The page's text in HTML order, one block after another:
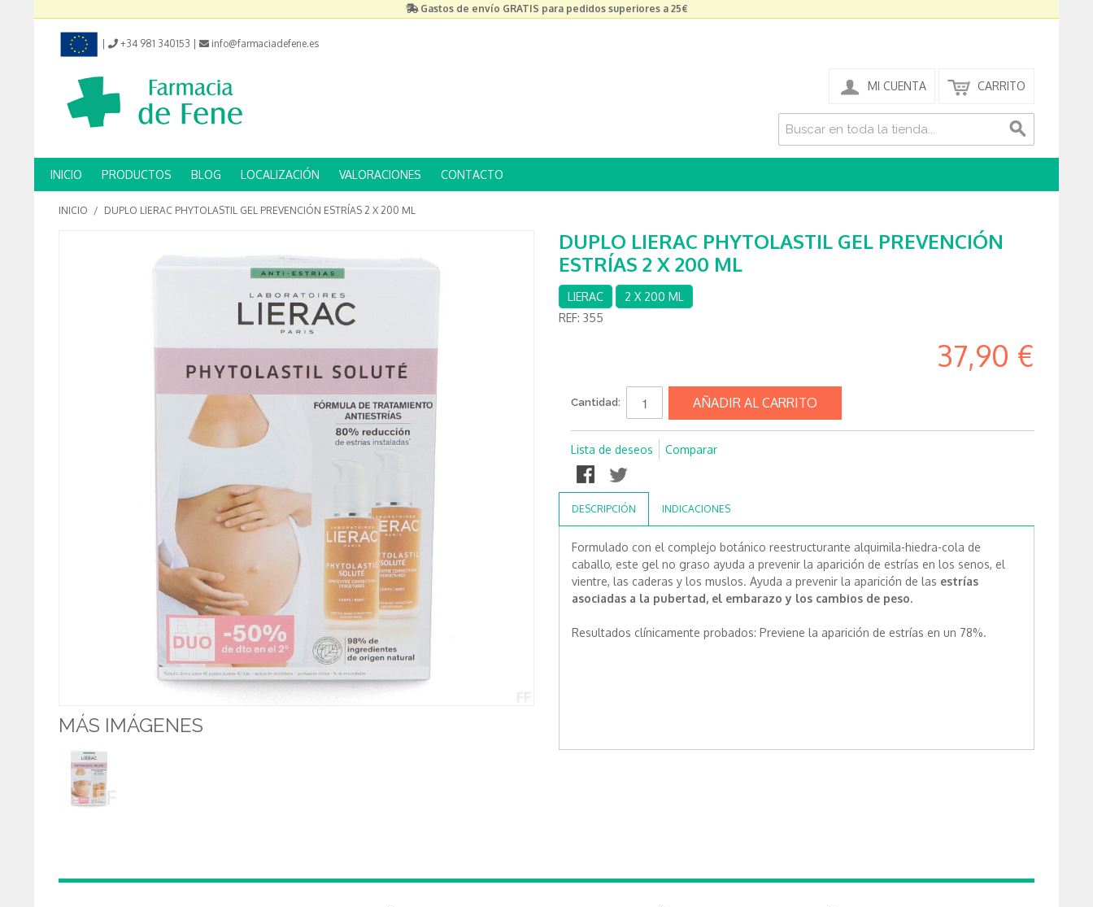
Gastos de envío GRATIS para pedidos superiores a 25€
+34 981 340153 info@farmaciadefene.es
MI CUENTA CARRITO
INICIO PRODUCTOS BLOG LOCALIZACIÓN VALORACIONES CONTACTO
INICIO / DUPLO LIERAC PHYTOLASTIL GEL PREVENCIÓN ESTRÍAS 2 X 200 ML
MÁS IMÁGENES
DUPLO LIERAC PHYTOLASTIL GEL PREVENCIÓN
ESTRÍAS 2 X 200 ML
LIERAC
2 X 200 ML
REF: 355
37,90 €
Cantidad: AÑADIR AL CARRITO
Lista de deseos Comparar
DESCRIPCIÓN INDICACIONES
Formulado con el complejo botánico reestructurante alquimila-hiedra-cola de
caballo, este gel no graso ayuda a prevenir la aparición de estrías en los senos, el
vientre, las caderas y los muslos. Ayuda a prevenir la aparición de las estrías
asociadas a la pubertad, el embarazo y los cambios de peso.
Resultados clínicamente probados: Previene la aparición de estrías en un 78%.